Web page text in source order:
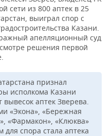
сети из 800 аптек в 25
выиграл спор с
Казани.
апелляционный суд
решения первой
признал
исполкома Казани
вывесок аптек Зверева.
«Экона», «Бережная
«Фармакон», «Клюква»
для спора стала аптека